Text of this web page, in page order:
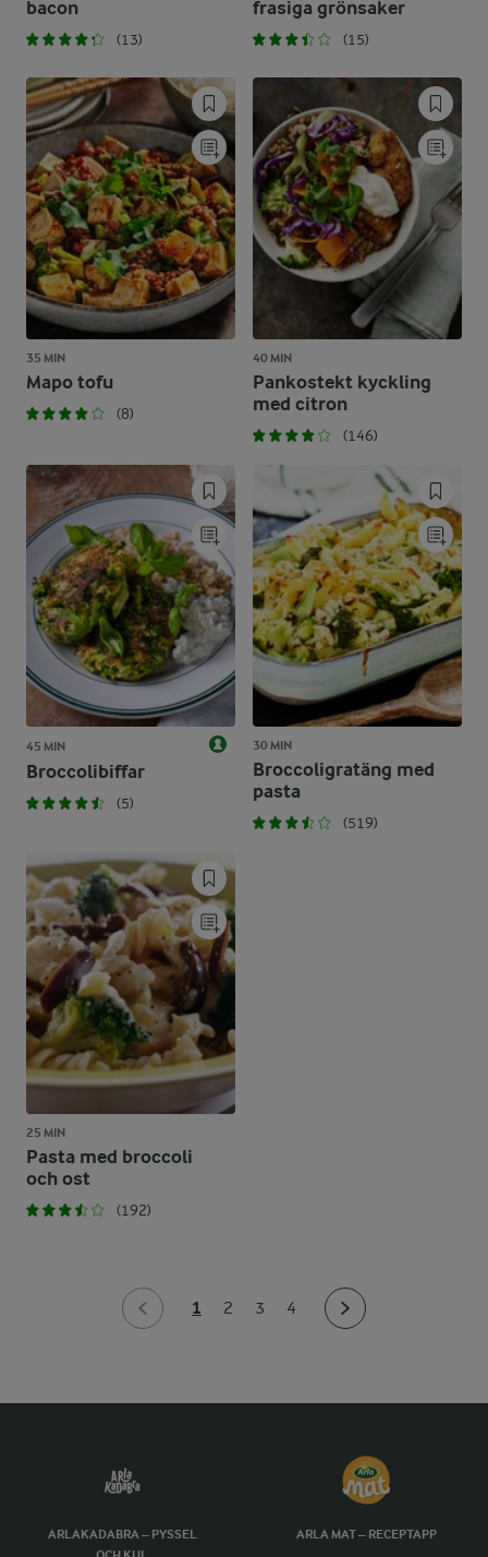
bacon
(13)
frasiga grönsaker
(15)
35 MIN
Mapo tofu
(8)
40 MIN
Pankostekt kyckling
med citron
(146)
45 MIN
Broccolibiffar
(5)
30 MIN
Broccoligratäng med
pasta
(519)
25 MIN
Pasta med broccoli
och ost
(192)
1 2 3 4
ARLAKADABRA – PYSSEL
ARLA MAT – RECEPTAPP